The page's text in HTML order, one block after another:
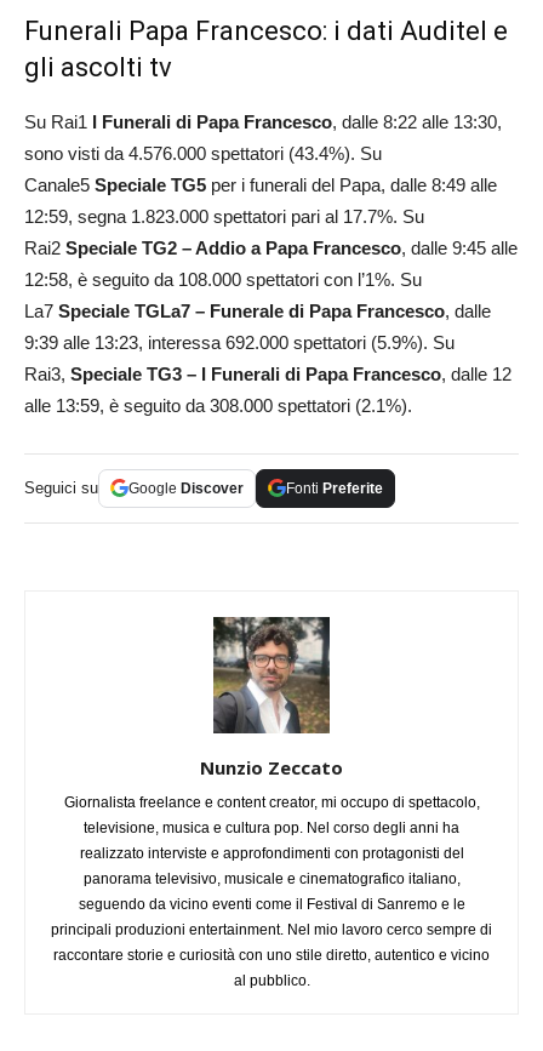
Funerali Papa Francesco: i dati Auditel e
gli ascolti tv
Su Rai1 I Funerali di Papa Francesco, dalle 8:22 alle 13:30,
sono visti da 4.576.000 spettatori (43.4%). Su
Canale5 Speciale TG5 per i funerali del Papa, dalle 8:49 alle
12:59, segna 1.823.000 spettatori pari al 17.7%. Su
Rai2 Speciale TG2 – Addio a Papa Francesco, dalle 9:45 alle
12:58, è seguito da 108.000 spettatori con l’1%. Su
La7 Speciale TGLa7 – Funerale di Papa Francesco, dalle
9:39 alle 13:23, interessa 692.000 spettatori (5.9%). Su
Rai3, Speciale TG3 – I Funerali di Papa Francesco, dalle 12
alle 13:59, è seguito da 308.000 spettatori (2.1%).
Seguici su Google Discover Fonti Preferite
Nunzio Zeccato
Giornalista freelance e content creator, mi occupo di spettacolo,
televisione, musica e cultura pop. Nel corso degli anni ha
realizzato interviste e approfondimenti con protagonisti del
panorama televisivo, musicale e cinematografico italiano,
seguendo da vicino eventi come il Festival di Sanremo e le
principali produzioni entertainment. Nel mio lavoro cerco sempre di
raccontare storie e curiosità con uno stile diretto, autentico e vicino
al pubblico.